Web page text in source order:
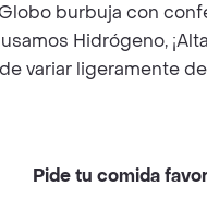
burbuja con
Hidrógeno,
variar ligeramente
Pide tu comida